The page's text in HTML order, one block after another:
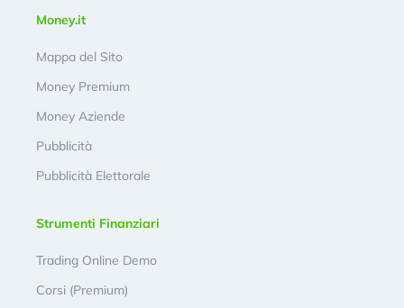
Money.it
Mappa del Sito
Money Premium
Money Aziende
Pubblicità
Pubblicità Elettorale
Strumenti Finanziari
Trading Online Demo
Corsi (Premium)